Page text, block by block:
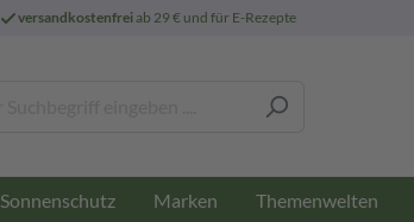
versandkostenfreiab 29 € und für E-Rezepte
Sonnenschutz Marken Themenwelten